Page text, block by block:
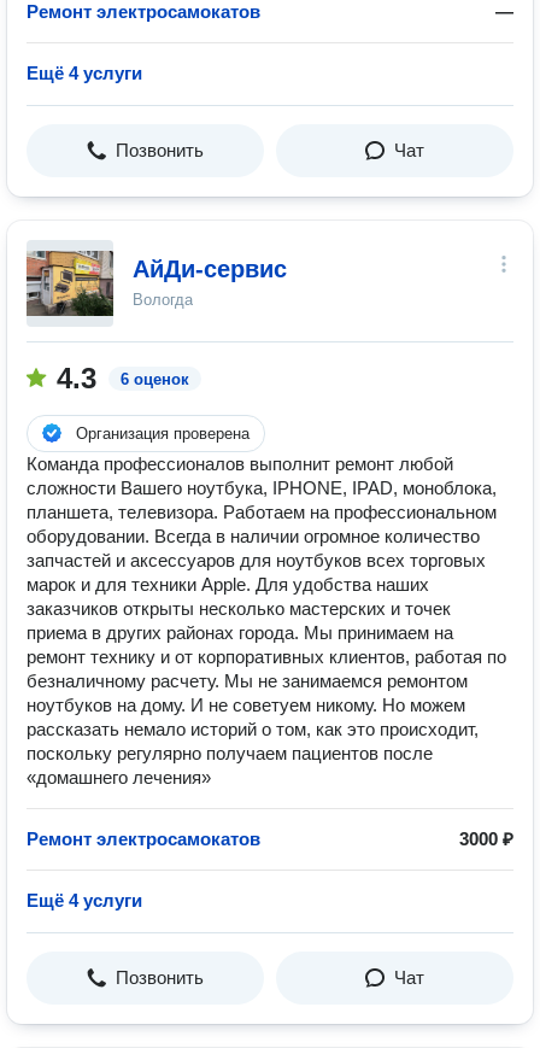
Ремонт электросамокатов —
Ещё 4 услуги
Позвонить Чат
АйДи-сервис
Вологда
4.3 6 оценок
Организация проверена
Команда профессионалов выполнит ремонт любой
сложности Вашего ноутбука, IPHONE, IPAD, моноблока,
планшета, телевизора. Работаем на профессиональном
оборудовании. Всегда в наличии огромное количество
запчастей и аксессуаров для ноутбуков всех торговых
марок и для техники Apple. Для удобства наших
заказчиков открыты несколько мастерских и точек
приема в других районах города. Мы принимаем на
ремонт технику и от корпоративных клиентов, работая по
безналичному расчету. Мы не занимаемся ремонтом
ноутбуков на дому. И не советуем никому. Но можем
рассказать немало историй о том, как это происходит,
поскольку регулярно получаем пациентов после
«домашнего лечения»
Ремонт электросамокатов 3000 ₽
Ещё 4 услуги
Позвонить Чат